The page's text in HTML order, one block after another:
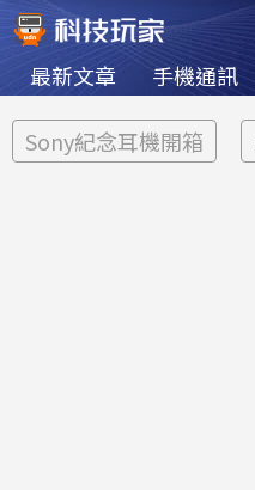
最新文章 手機通訊
Sony紀念耳機開箱